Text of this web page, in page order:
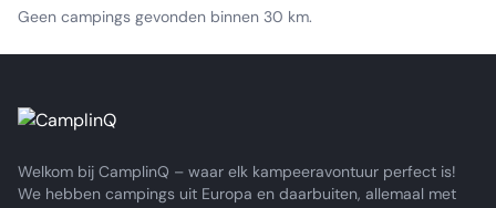
Geen campings gevonden binnen 30 km.
Welkom bij CamplinQ – waar elk kampeeravontuur perfect is!
We hebben campings uit Europa en daarbuiten, allemaal met